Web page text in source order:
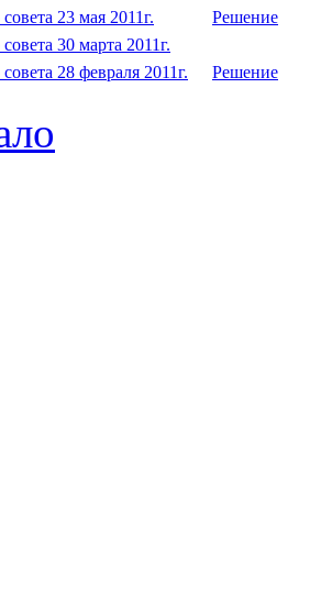
23 мая 2011г.
Решение
30 марта 2011г.
28 февраля 2011г.
Решение